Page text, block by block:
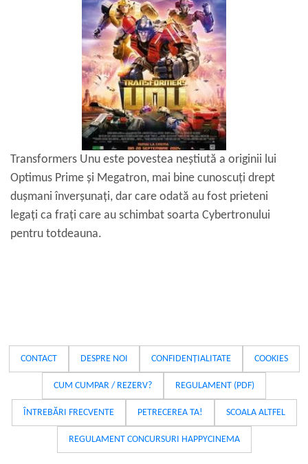
Transformers Unu este povestea neștiută a originii lui
Optimus Prime și Megatron, mai bine cunoscuți drept
dușmani înverșunați, dar care odată au fost prieteni
legați ca frați care au schimbat soarta Cybertronului
pentru totdeauna.
CONTACT DESPRE NOI CONFIDENȚIALITATE COOKIES
CUM CUMPAR / REZERV? REGULAMENT (PDF)
ÎNTREBĂRI FRECVENTE PETRECEREA TA! SCOALA ALTFEL
REGULAMENT CONCURSURI HAPPYCINEMA